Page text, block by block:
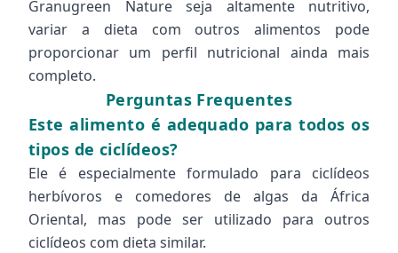
Granugreen Nature seja altamente nutritivo,
variar a dieta com outros alimentos pode
proporcionar um perfil nutricional ainda mais
completo.
Perguntas Frequentes
Este alimento é adequado para todos os
tipos de ciclídeos?
Ele é especialmente formulado para ciclídeos
herbívoros e comedores de algas da África
Oriental, mas pode ser utilizado para outros
ciclídeos com dieta similar.